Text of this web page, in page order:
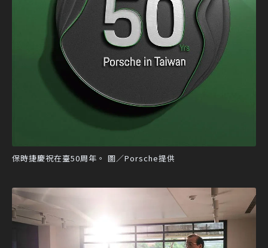
保時捷慶祝在臺50周年。 圖／Porsche提供